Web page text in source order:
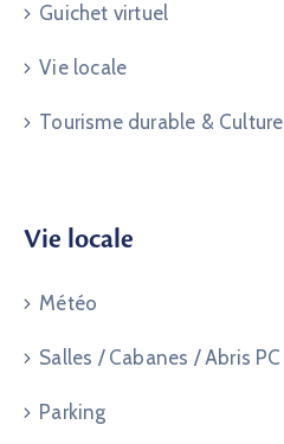
Guichet virtuel
Vie locale
Tourisme durable & Culture
Vie locale
Météo
Salles / Cabanes / Abris PC
Parking